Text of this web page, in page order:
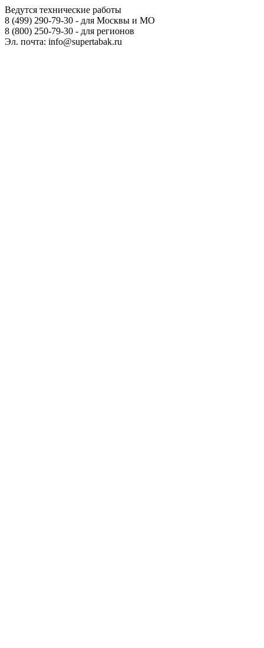
Ведутся технические работы
8 (499) 290-79-30 - для Москвы и МО
8 (800) 250-79-30 - для регионов
Эл. почта: info@supertabak.ru